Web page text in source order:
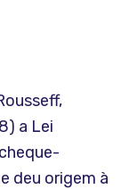
a Lei
deu origem à